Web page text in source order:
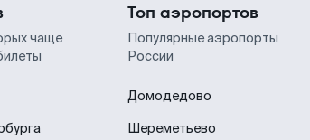
чаще
Топ аэропортов
Популярные аэропорты
России
Домодедово
Шереметьево